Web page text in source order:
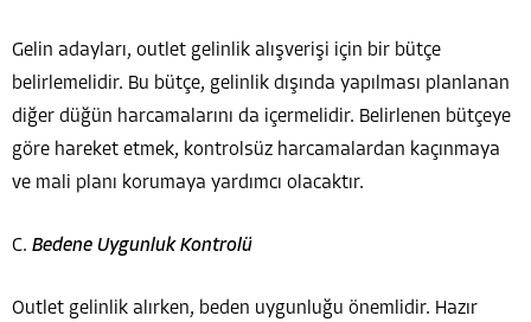
Gelin adayları, outlet gelinlik alışverişi için bir bütçe
belirlemelidir. Bu bütçe, gelinlik dışında yapılması planlanan
diğer düğün harcamalarını da içermelidir. Belirlenen bütçeye
göre hareket etmek, kontrolsüz harcamalardan kaçınmaya
ve mali planı korumaya yardımcı olacaktır.
C. Bedene Uygunluk Kontrolü
Outlet gelinlik alırken, beden uygunluğu önemlidir. Hazır